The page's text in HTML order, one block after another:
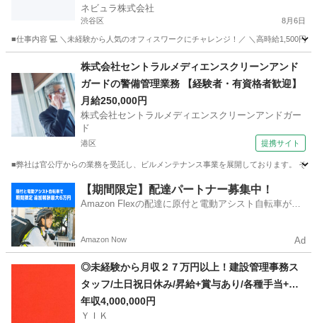
ネビュラ株式会社
渋谷区 8月6日
■仕事内容 💻 ＼未経験から人気のオフィスワークにチャレンジ！／ ＼高時給1,500円
事務 未経験
株式会社セントラルメディエンスクリーンアンド
ガードの警備管理業務 【経験者・有資格者歓迎】
月給250,000円
株式会社セントラルメディエンスクリーンアンドガー
ド
港区 提携サイト
■弊社は官公庁からの業務を受託し、ビルメンテナンス事業を展開しております。 そ
その他
【期間限定】配達パートナー募集中！
Amazon Flexの配達に原付と電動アシスト自転車が登
Amazon Now Ad
◎未経験から月収２７万円以上！建設管理事務ス
タッフ/土日祝日休み/昇給+賞与あり/各種手当+寮
完備
年収4,000,000円
ＹＩＫ